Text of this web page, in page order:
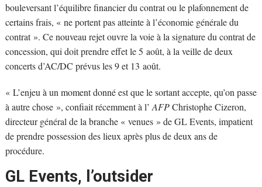
bouleversant l’équilibre financier du contrat ou le plafonnement de
certains frais, « ne portent pas atteinte à l’économie générale du
contrat ». Ce nouveau rejet ouvre la voie à la signature du contrat de
concession, qui doit prendre effet le 5 août, à la veille de deux
concerts d’AC/DC prévus les 9 et 13 août.
« L’enjeu à un moment donné est que le sortant accepte, qu’on passe
à autre chose », confiait récemment à l’AFPChristophe Cizeron,
directeur général de la branche « venues » de GL Events, impatient
de prendre possession des lieux après plus de deux ans de
procédure.
GL Events, l’outsider